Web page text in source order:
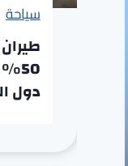
سياحة
دول